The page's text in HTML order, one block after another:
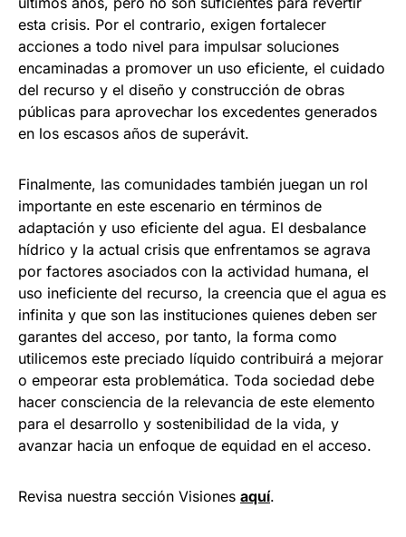
esta crisis. Por el contrario, exigen fortalecer
acciones a todo nivel para impulsar soluciones
encaminadas a promover un uso eficiente, el cuidado
del recurso y el diseño y construcción de obras
públicas para aprovechar los excedentes generados
en los escasos años de superávit.
Finalmente, las comunidades también juegan un rol
importante en este escenario en términos de
adaptación y uso eficiente del agua. El desbalance
hídrico y la actual crisis que enfrentamos se agrava
por factores asociados con la actividad humana, el
uso ineficiente del recurso, la creencia que el agua es
infinita y que son las instituciones quienes deben ser
garantes del acceso, por tanto, la forma como
utilicemos este preciado líquido contribuirá a mejorar
o empeorar esta problemática. Toda sociedad debe
hacer consciencia de la relevancia de este elemento
para el desarrollo y sostenibilidad de la vida, y
avanzar hacia un enfoque de equidad en el acceso.
Revisa nuestra sección Visiones aquí.